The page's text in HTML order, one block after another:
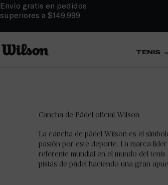
Envío gratis en pedidos
superiores a $149.999
TENIS
Cancha de Pádel oficial Wilson
La cancha de pádel Wilson es el
pasión por este deporte. La marca
referente mundial en el mundo del
pistas de pádel haciendo una gran